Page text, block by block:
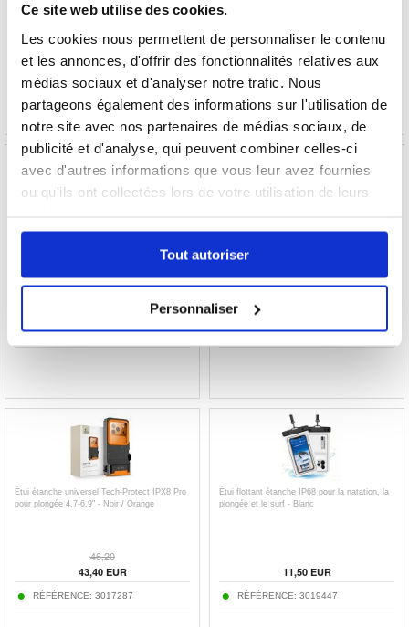
Ce site web utilise des cookies.
Les cookies nous permettent de personnaliser le contenu
et les annonces, d'offrir des fonctionnalités relatives aux
médias sociaux et d'analyser notre trafic. Nous
partageons également des informations sur l'utilisation de
notre site avec nos partenaires de médias sociaux, de
publicité et d'analyse, qui peuvent combiner celles-ci
avec d'autres informations que vous leur avez fournies
ou qu'ils ont collectées lors de votre utilisation de leurs
Tout autoriser
Personnaliser
102,80 EUR
RÉFÉRENCE: 3013164
26,90EUR
RÉFÉRENCE:3013684
RÉFÉRENCE:226654 RÉFÉRENCE:3007455-VAR
Étui étanche universel Tech-Protect IPX8 Pro
pour plongée 4.7-6.9" - Noir / Orange
46,20
43,40EUR
RÉFÉRENCE: 3017287
Étui flottant étanche IP68 pour la natation, la
plongée et le surf - Blanc
11,50EUR
RÉFÉRENCE: 3019447